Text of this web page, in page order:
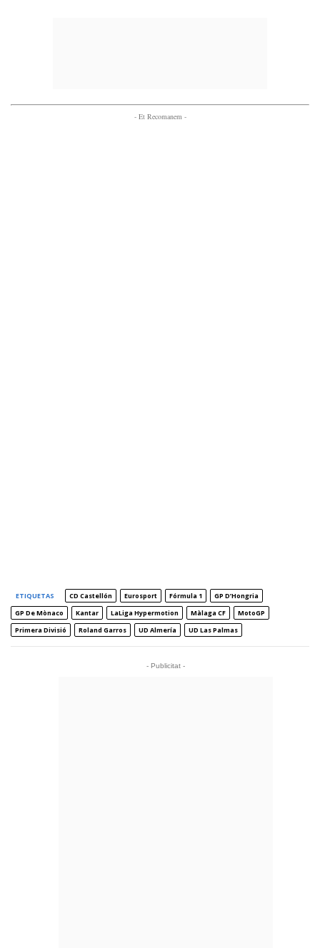
- Et Recomanem -
ETIQUETAS CD Castellón Eurosport Fórmula 1
GP D’Hongria
GP De Mònaco
Kantar LaLiga Hypermotion Màlaga CF
MotoGP
Primera Divisió
Roland Garros UD Almería UD Las Palmas
- Publicitat -